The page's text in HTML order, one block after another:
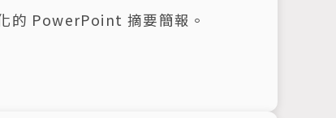
的 PowerPoint 摘要簡報。